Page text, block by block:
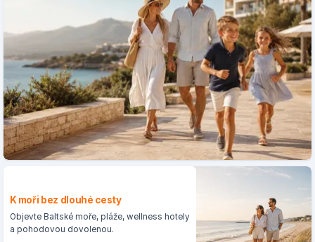
K moři bez dlouhé cesty
Objevte Baltské moře, pláže, wellness hotely
a pohodovou dovolenou.